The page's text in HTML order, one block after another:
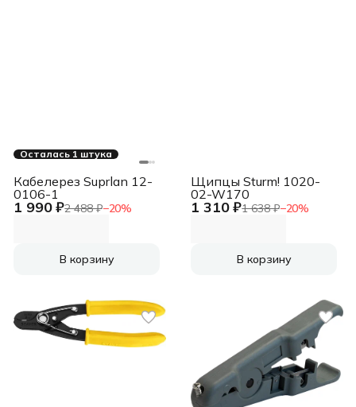
Осталась 1 штука
1 990 ₽2 488 ₽−20%
Кабелерез Suprlan 12-
0106-1
В корзину
1 310 ₽1 638 ₽−20%
Щипцы Sturm! 1020-
02-W170
В корзину